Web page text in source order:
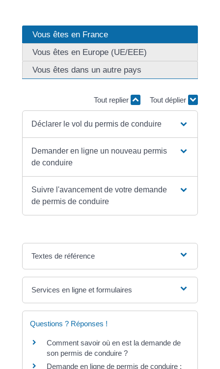
Vous êtes en France
Vous êtes en Europe (UE/EEE)
Vous êtes dans un autre pays
Tout replier Tout déplier
Déclarer le vol du permis de conduire
Demander en ligne un nouveau permis
de conduire
Suivre l'avancement de votre demande
de permis de conduire
Textes de référence
Services en ligne et formulaires
Questions ? Réponses !
Comment savoir où en est la demande de
son permis de conduire ?
Demande en ligne de permis de conduire :